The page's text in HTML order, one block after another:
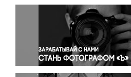
Окружающая среда
Политика
Правосудие
Происшествия и конфликты
Религия
Светская жизнь